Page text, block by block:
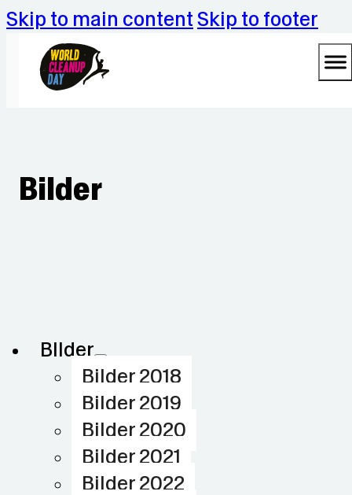
Skip to main content Skip to footer
Bilder
BIlder
Bilder 2018
Bilder 2019
Bilder 2020
Bilder 2021
Bilder 2022